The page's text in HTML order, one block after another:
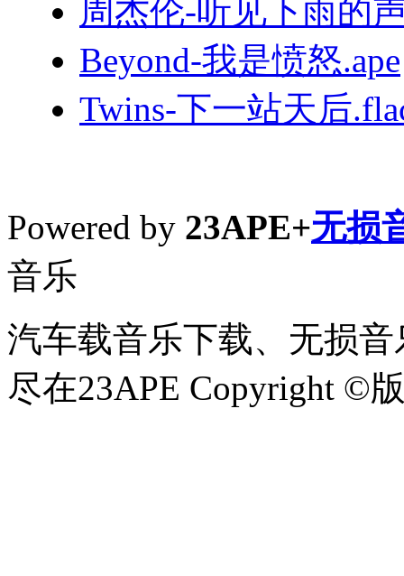
周杰伦-听见下雨的
Beyond-我是愤怒.ape
Twins-下一站天后
Powered by 23APE+无损
音乐
汽车载音乐下载、无损
尽在23APE Copyright ©